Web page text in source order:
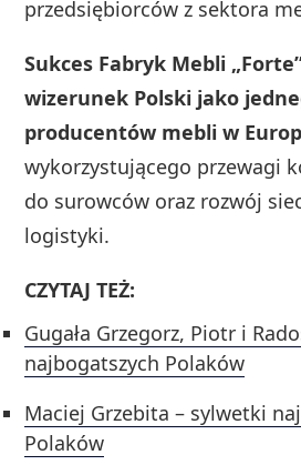
przedsiębiorców z sektora
Sukces Fabryk Mebli
wizerunek Polski jako
producentów mebli w
wykorzystującego przewagi
do surowców oraz rozwój
logistyki.
CZYTAJ TEŻ:
Gugała Grzegorz, Piotr i
najbogatszych Polaków
Maciej Grzebita – sylwetki
Polaków